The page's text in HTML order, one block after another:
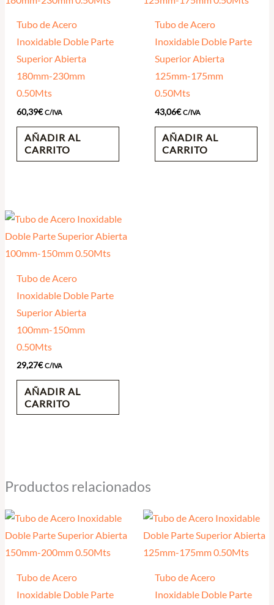
Tubo de Acero
Inoxidable Doble Parte
Superior Abierta
180mm-230mm
0.50Mts
60,39€ C/IVA
AÑADIR AL
CARRITO
Tubo de Acero
Inoxidable Doble Parte
Superior Abierta
125mm-175mm
0.50Mts
43,06€ C/IVA
AÑADIR AL
CARRITO
Tubo de Acero
Inoxidable Doble Parte
Superior Abierta
100mm-150mm
0.50Mts
29,27€ C/IVA
AÑADIR AL
CARRITO
Productos relacionados
Tubo de Acero
Inoxidable Doble Parte
Tubo de Acero
Inoxidable Doble Parte